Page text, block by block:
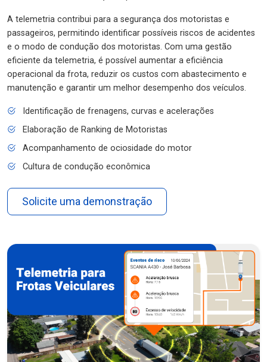
A telemetria contribui para a segurança dos motoristas e
passageiros, permitindo identificar possíveis riscos de acidentes
e o modo de condução dos motoristas. Com uma gestão
eficiente da telemetria, é possível aumentar a eficiência
operacional da frota, reduzir os custos com abastecimento e
manutenção e garantir um melhor desempenho dos veículos.
Identificação de frenagens, curvas e acelerações
Elaboração de Ranking de Motoristas
Acompanhamento de ociosidade do motor
Cultura de condução econômica
Solicite uma demonstração